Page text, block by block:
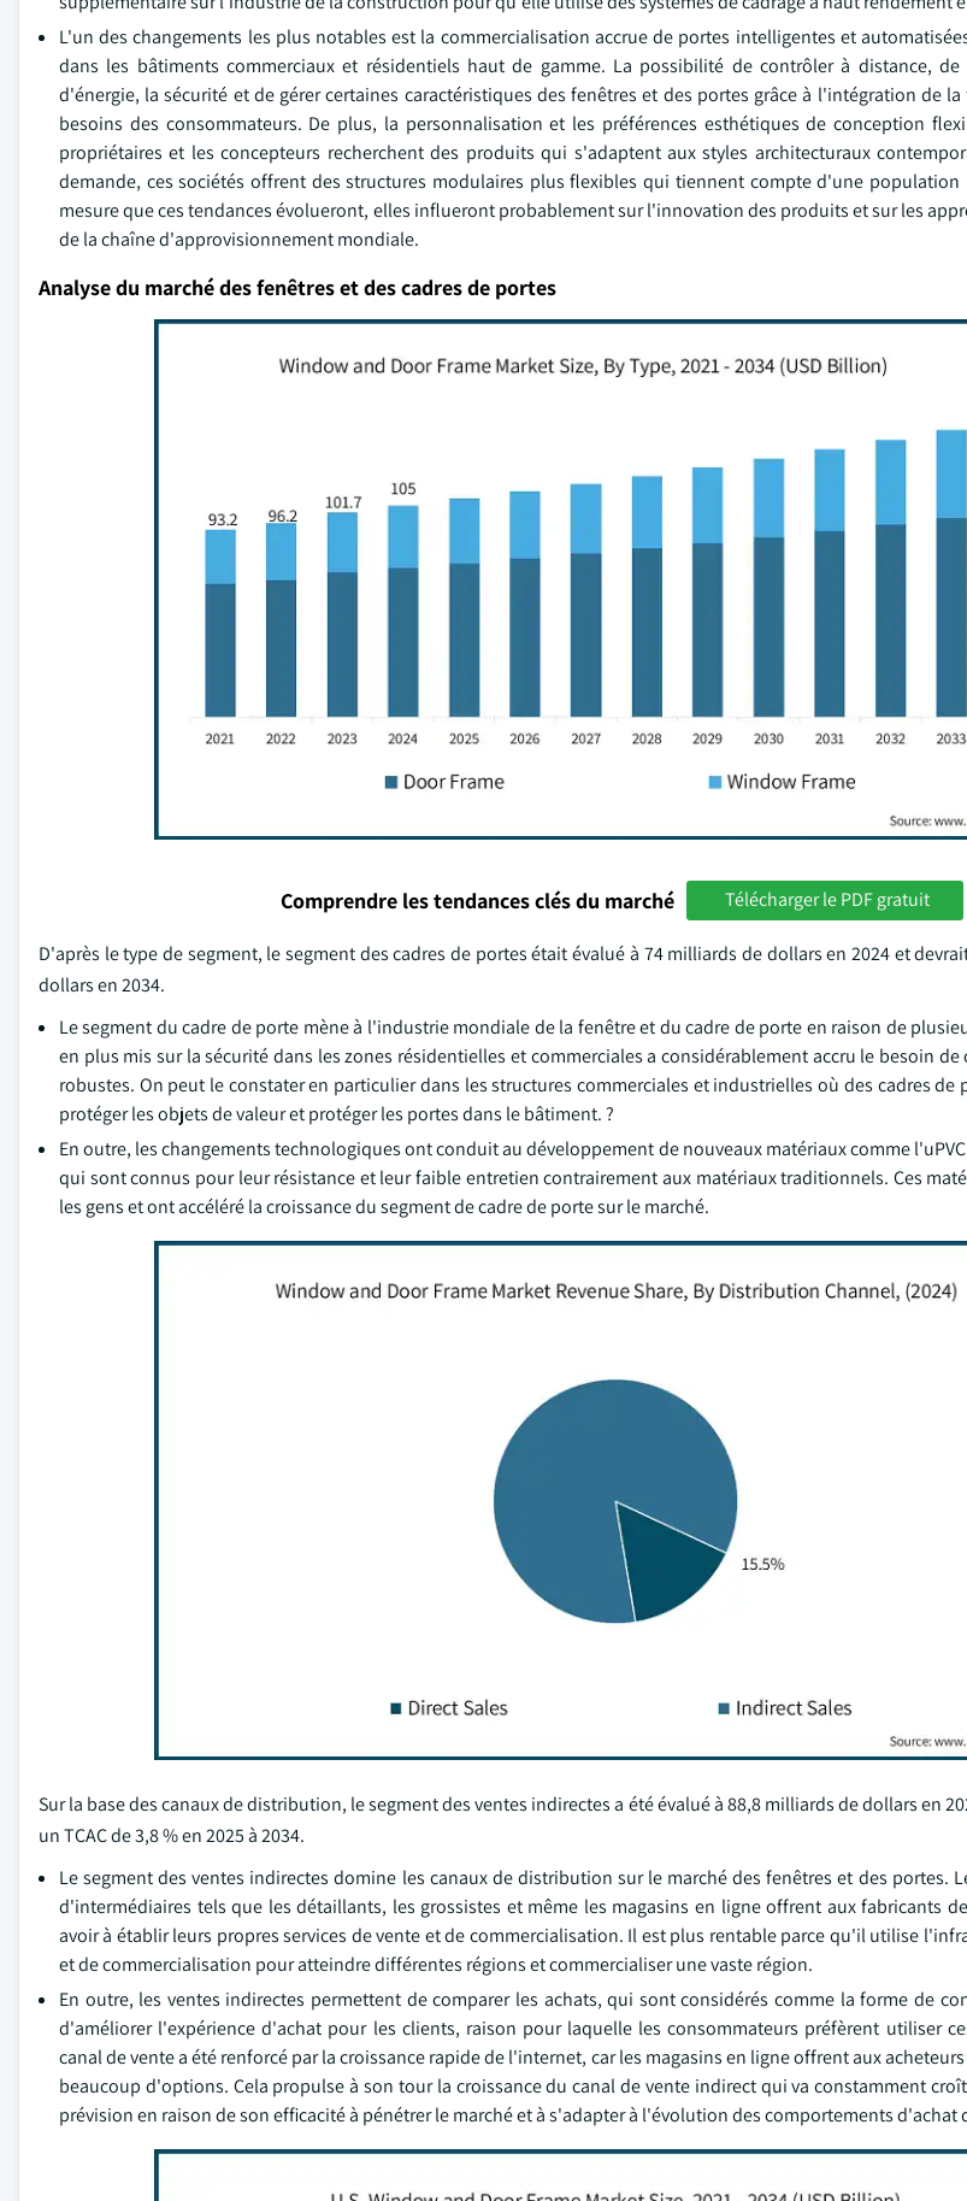
L'un des changements les plus notables est la commercialisation accrue de portes intelligentes et
dans les bâtiments commerciaux et résidentiels haut de gamme. La possibilité de contrôler à distance,
d'énergie, la sécurité et de gérer certaines caractéristiques des fenêtres et des portes grâce à l'intégration de
besoins des consommateurs. De plus, la personnalisation et les préférences esthétiques de conception
propriétaires et les concepteurs recherchent des produits qui s'adaptent aux styles architecturaux
demande, ces sociétés offrent des structures modulaires plus flexibles qui tiennent compte d'une
mesure que ces tendances évolueront, elles influeront probablement sur l'innovation des produits et sur les
de la chaîne d'approvisionnement mondiale.
Analyse du marché des fenêtres et des cadres de portes
Comprendre les tendances clés du marché Télécharger le PDF gratuit
D'après le type de segment, le segment des cadres de portes était évalué à 74 milliards de dollars en 2024 et
dollars en 2034.
Le segment du cadre de porte mène à l'industrie mondiale de la fenêtre et du cadre de porte en raison de
en plus mis sur la sécurité dans les zones résidentielles et commerciales a considérablement accru le besoin
robustes. On peut le constater en particulier dans les structures commerciales et industrielles où des cadres de
protéger les objets de valeur et protéger les portes dans le bâtiment. ?
En outre, les changements technologiques ont conduit au développement de nouveaux matériaux comme
qui sont connus pour leur résistance et leur faible entretien contrairement aux matériaux traditionnels. Ces
les gens et ont accéléré la croissance du segment de cadre de porte sur le marché.
Sur la base des canaux de distribution, le segment des ventes indirectes a été évalué à 88,8 milliards de dollars en
un TCAC de 3,8 % en 2025 à 2034.
Le segment des ventes indirectes domine les canaux de distribution sur le marché des fenêtres et des portes.
d'intermédiaires tels que les détaillants, les grossistes et même les magasins en ligne offrent aux fabricants
avoir à établir leurs propres services de vente et de commercialisation. Il est plus rentable parce qu'il utilise
et de commercialisation pour atteindre différentes régions et commercialiser une vaste région.
En outre, les ventes indirectes permettent de comparer les achats, qui sont considérés comme la forme de
d'améliorer l'expérience d'achat pour les clients, raison pour laquelle les consommateurs préfèrent utiliser
canal de vente a été renforcé par la croissance rapide de l'internet, car les magasins en ligne offrent aux
beaucoup d'options. Cela propulse à son tour la croissance du canal de vente indirect qui va constamment
prévision en raison de son efficacité à pénétrer le marché et à s'adapter à l'évolution des comportements d'achat